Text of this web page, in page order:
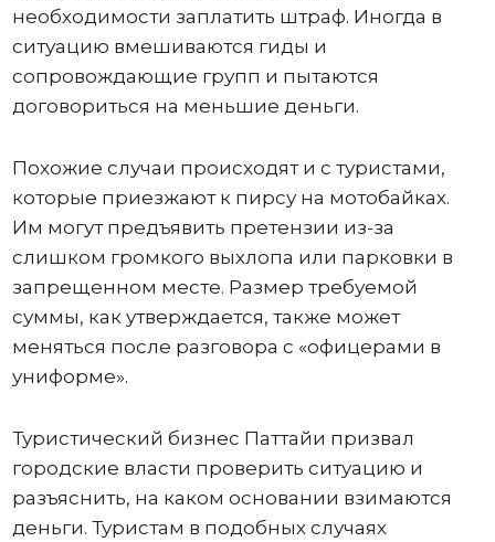
необходимости заплатить штраф. Иногда в
ситуацию вмешиваются гиды и
сопровождающие групп и пытаются
договориться на меньшие деньги.
Похожие случаи происходят и с туристами,
которые приезжают к пирсу на мотобайках.
Им могут предъявить претензии из-за
слишком громкого выхлопа или парковки в
запрещенном месте. Размер требуемой
суммы, как утверждается, также может
меняться после разговора с «офицерами в
униформе».
Туристический бизнес Паттайи призвал
городские власти проверить ситуацию и
разъяснить, на каком основании взимаются
деньги. Туристам в подобных случаях